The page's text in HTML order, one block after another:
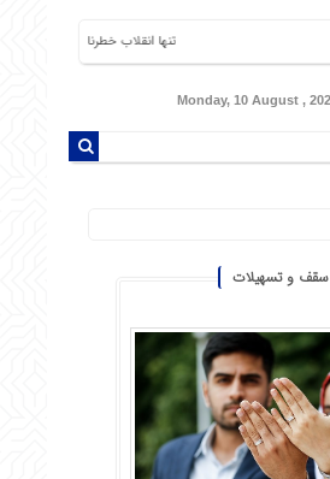
تنها انقلاب خطرناک، انقلاب گرسنگان است.
Monday, 10 August ,
و تسهیلات